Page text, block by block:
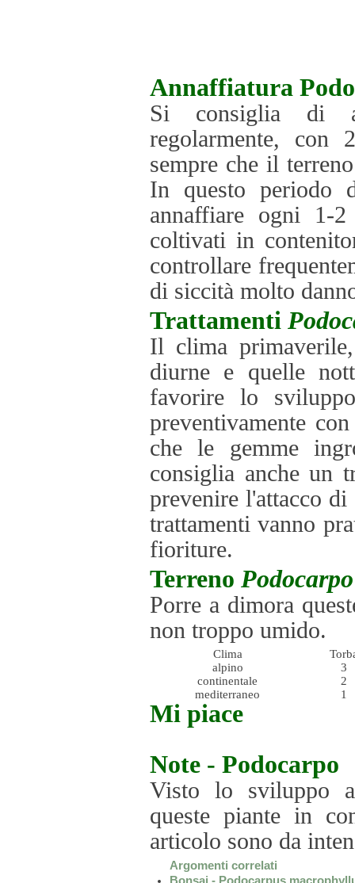
Annaffiatura
Si consiglia di
regolarmente, con
sempre che il
In questo periodo
annaffiare ogni 1-
coltivati in
controllare
di siccità molto
Trattamenti
Il clima
diurne e quelle
favorire lo
preventivamente
che le gemme
consiglia anche un
prevenire l'attacco
trattamenti vanno
fioriture.
Terreno Podocarpo
Porre a dimora
non troppo umido.
Clima
alpino
3
continentale
2
mediterraneo
1
Mi piace
Note - Podocarpo
Visto lo sviluppo
queste piante in
articolo sono da
Argomenti correlati
Bonsai - Podocarpus